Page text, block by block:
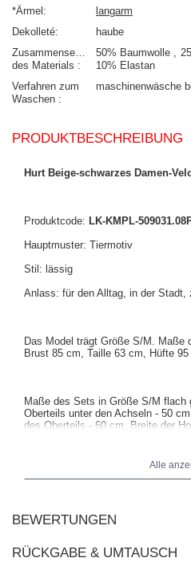
*Ärmel
langarm
Dekolleté
haube
Zusammensetzung
des Materials
50% Baumwolle
10% Elastan
Verfahren zum
Waschen
maschinenwäsche
PRODUKTBESCHREIBUNG
Hurt Beige-schwarzes Damen-
Produktcode: LK-KMPL-
Hauptmuster: Tiermotiv
Stil: lässig
Anlass: für den Alltag, in der Stadt,
Das Model trägt Größe S/M. Maße
Brust 85 cm, Taille 63 cm, Hüfte 95
Maße des Sets in Größe S/M flach
Oberteils unter den Achseln - 50
des Oberteils - 60 cm, Breite der
Alle
BEWERTUNGEN
RÜCKGABE & UMTAUSCH